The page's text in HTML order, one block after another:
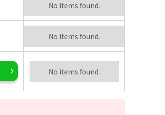
No items found.
No items found.
No items found.